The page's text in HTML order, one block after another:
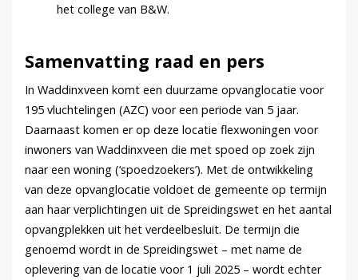
het college van B&W.
Samenvatting raad en pers
In Waddinxveen komt een duurzame opvanglocatie voor
195 vluchtelingen (AZC) voor een periode van 5 jaar.
Daarnaast komen er op deze locatie flexwoningen voor
inwoners van Waddinxveen die met spoed op zoek zijn
naar een woning (‘spoedzoekers’). Met de ontwikkeling
van deze opvanglocatie voldoet de gemeente op termijn
aan haar verplichtingen uit de Spreidingswet en het aantal
opvangplekken uit het verdeelbesluit. De termijn die
genoemd wordt in de Spreidingswet – met name de
oplevering van de locatie voor 1 juli 2025 – wordt echter